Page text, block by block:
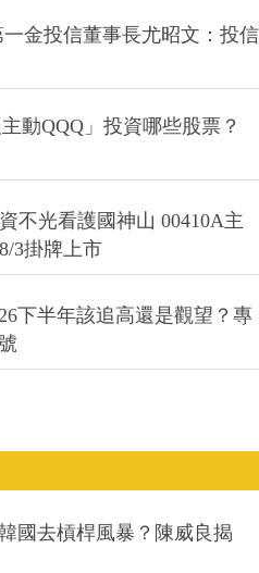
金投信董事長尤昭文：投信
動QQQ」投資哪些股票？
不光看護國神山 00410A主
3掛牌上市
下半年該追高還是觀望？專
國去槓桿風暴？陳威良揭